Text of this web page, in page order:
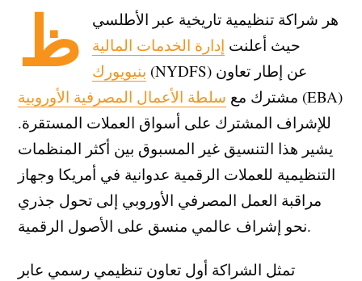
ظ
هر شراكة تنظيمية تاريخية عبر الأطلسي
حيث أعلنت إدارة الخدمات المالية
بنيويورك (NYDFS) عن إطار تعاون
مشترك مع سلطة الأعمال المصرفية الأوروبية
(EBA)
للإشراف المشترك على أسواق العملات المستقرة.
يشير هذا التنسيق غير المسبوق بين أكثر المنظمات
التنظيمية للعملات الرقمية عدوانية في أمريكا وجهاز
مراقبة العمل المصرفي الأوروبي إلى تحول جذري
نحو إشراف عالمي منسق على الأصول الرقمية.
تمثل الشراكة أول تعاون تنظيمي رسمي عابر